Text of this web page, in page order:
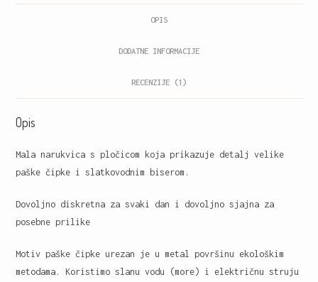
OPIS
DODATNE INFORMACIJE
RECENZIJE (1)
Opis
Mala narukvica s pločicom koja prikazuje detalj velike
paške čipke i slatkovodnim biserom.
Dovoljno diskretna za svaki dan i dovoljno sjajna za
posebne prilike
Motiv paške čipke urezan je u metal površinu ekološkim
metodama. Koristimo slanu vodu (more) i električnu struju